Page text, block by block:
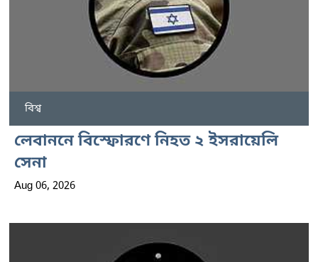
বিশ্ব
লেবাননে বিস্ফোরণে নিহত ২ ইসরায়েলি
সেনা
Aug 06, 2026